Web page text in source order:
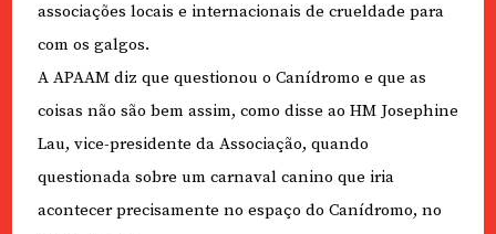
associações locais e internacionais de crueldade para
com os galgos.
A APAAM diz que questionou o Canídromo e que as
coisas não são bem assim, como disse ao HM Josephine
Lau, vice-presidente da Associação, quando
questionada sobre um carnaval canino que iria
acontecer precisamente no espaço do Canídromo, no